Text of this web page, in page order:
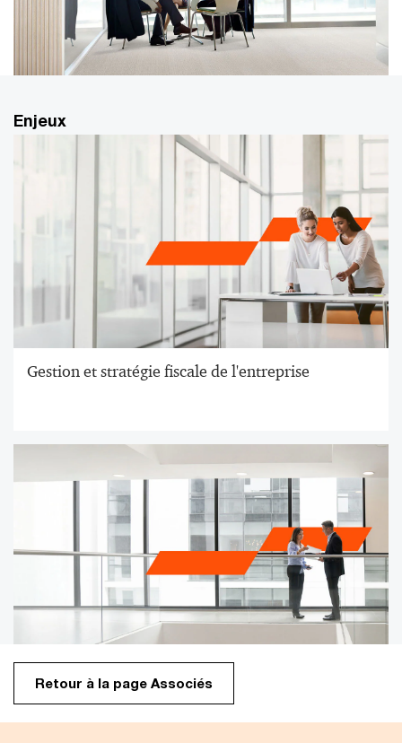
Inédit : 2 renvois préjudiciels en 2 jours (taxes sur
les salaires et sur les réductions de capital)
Enjeux
Gestion et stratégie fiscale de l'entreprise
Services financiers et immobiliers
Retour à la page Associés